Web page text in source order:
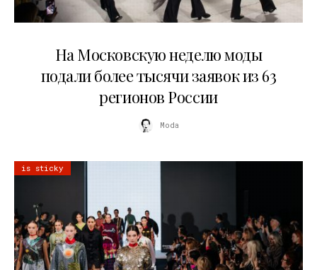
На Московскую неделю моды
подали более тысячи заявок из 63
регионов России
Moda
is sticky